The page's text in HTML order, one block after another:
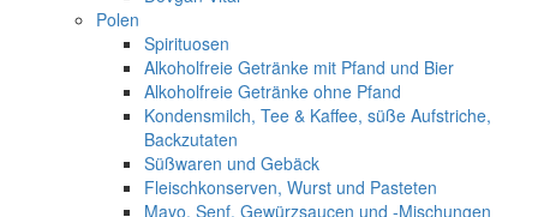
Polen
Spirituosen
Alkoholfreie Getränke mit Pfand und Bier
Alkoholfreie Getränke ohne Pfand
Kondensmilch, Tee & Kaffee, süße Aufstriche,
Backzutaten
Süßwaren und Gebäck
Fleischkonserven, Wurst und Pasteten
Mayo, Senf, Gewürzsaucen und -Mischungen